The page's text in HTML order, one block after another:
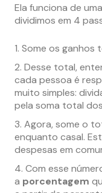
Ela funciona de
dividimos em 4
Some os ganhos
Desse total,
cada pessoa é
muito simples:
pela soma total
Agora, some o
enquanto casal.
despesas em
Com esse
a porcentagem